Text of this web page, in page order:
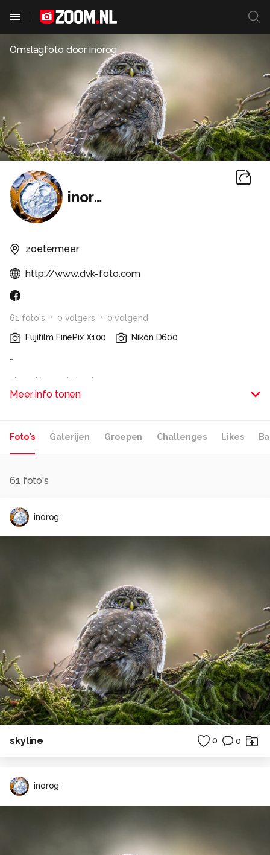
Omslagfoto doorinorog
inorog
zoetermeer
http://www.dvk-foto.com
61 foto's 0 volgers 0 volgend
Fujifilm FinePix X100
Nikon D600
-
Alle rechten voorbehouden
Meer info tonen
Foto's Galerijen Groepen Challenges Likes
61 foto's
inorog
skyline 0 0
inorog